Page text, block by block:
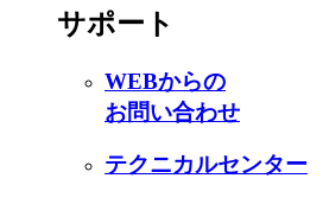
サポート
WEBからの
お問い合わせ
テクニカルセンター